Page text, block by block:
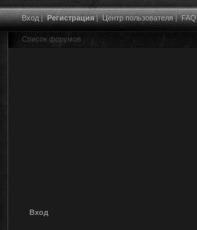
Вход|Регистрация|Центр пользователя|FAQ
Список форумов
Вход